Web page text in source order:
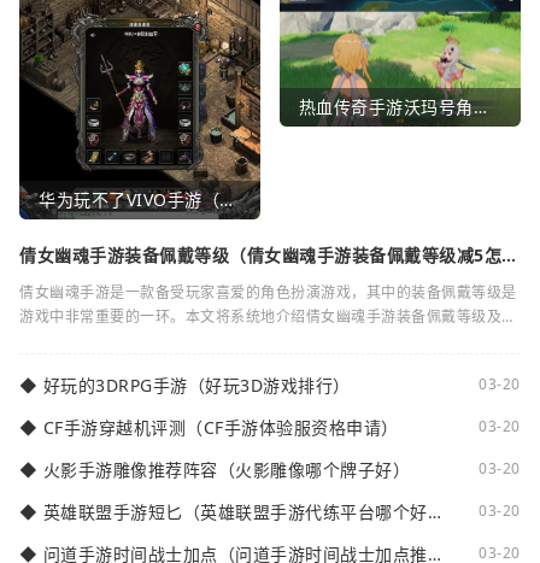
华为玩不了VIVO手游（华为玩不了VIVO手游怎么办）
热血传奇手游沃玛号角（热血传奇沃玛装备隐藏属性）
倩女幽魂手游装备佩戴等级（倩女幽魂手游装备佩戴等级减5怎么
倩女幽魂手游是一款备受玩家喜爱的角色扮演游戏，其中的装备佩戴等级是
游戏中非常重要的一环。本文将系统地介绍倩女幽魂手游装备佩戴等级及其
◆ 好玩的3DRPG手游（好玩3D游戏排行） 03-20
◆ CF手游穿越机评测（CF手游体验服资格申请） 03-20
◆ 火影手游雕像推荐阵容（火影雕像哪个牌子好） 03-20
◆ 英雄联盟手游短匕（英雄联盟手游代练平台哪个好
03-20
◆ 问道手游时间战士加点（问道手游时间战士加点推 03-20